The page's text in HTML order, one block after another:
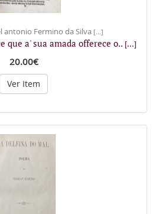
antonio Fermino da Silva [...]
que a' sua amada offerece o.. [...]
20.00€
Ver Item